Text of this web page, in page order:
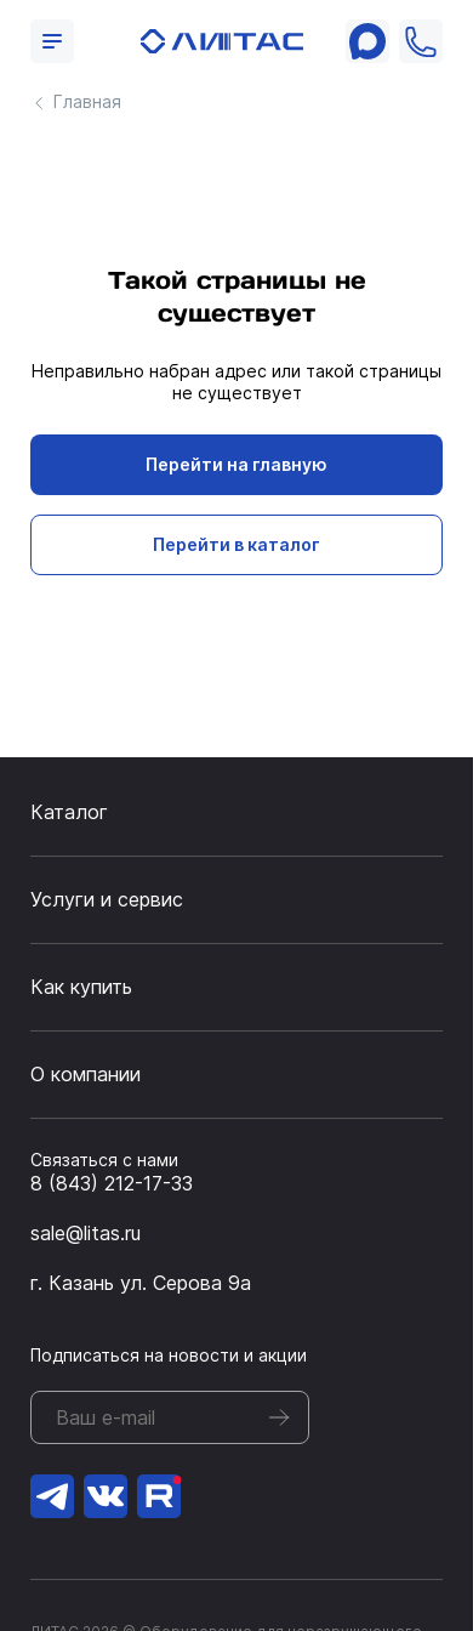
Главная
Такой страницы не
существует
Неправильно набран адрес или такой страницы
не существует
Перейти на главную
Перейти в каталог
Каталог
Услуги и сервис
Как купить
О компании
Связаться с нами
8 (843) 212-17-33
sale@litas.ru
г. Казань ул. Серова 9а
Подписаться на новости и акции